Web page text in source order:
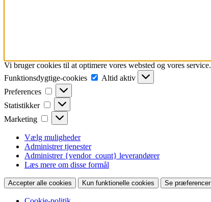
Vi bruger cookies til at optimere vores websted og vores service.
Funktionsdygtige-cookies
Funktionsdygtige-
cookies
Altid aktiv
Preferences
Preferences
Statistikker Statistikker
Marketing Marketing
Vælg muligheder
Administrer tjenester
Administrer {vendor_count} leverandører
Læs mere om disse formål
Accepter alle cookies Kun funktionelle cookies Se præferencer